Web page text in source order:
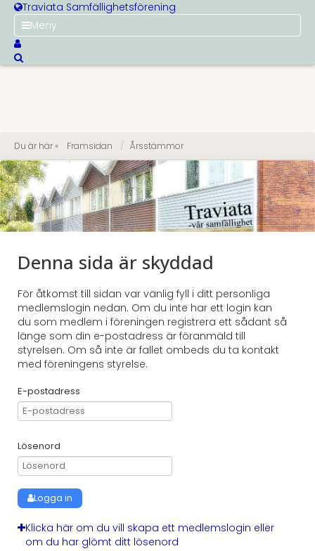
Traviata Samfällighetsförening
Meny
Du är här » Framsidan Årsstämmor
Denna sida är skyddad
För åtkomst till sidan var vänlig fyll i ditt personliga
medlemslogin nedan. Om du inte har ett login kan
du som medlem i föreningen registrera ett sådant så
länge som din e-postadress är föranmäld till
styrelsen. Om så inte är fallet ombeds du ta kontakt
med föreningens styrelse.
E-postadress
Lösenord
Logga in
Klicka här om du vill skapa ett medlemslogin eller
om du har glömt ditt lösenord